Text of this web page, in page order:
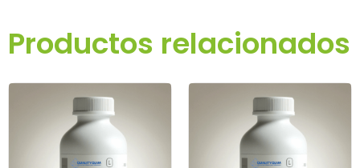
Productos relacionados